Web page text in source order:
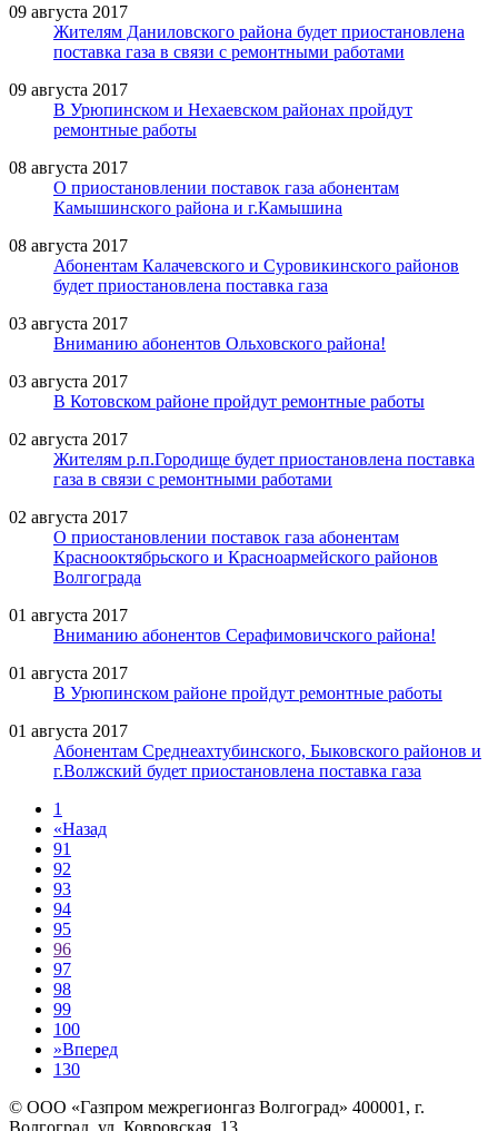
09 августа 2017
Жителям Даниловского района будет приостановлена
поставка газа в связи с ремонтными работами
09 августа 2017
В Урюпинском и Нехаевском районах пройдут
ремонтные работы
08 августа 2017
О приостановлении поставок газа абонентам
Камышинского района и г.Камышина
08 августа 2017
Абонентам Калачевского и Суровикинского районов
будет приостановлена поставка газа
03 августа 2017
Вниманию абонентов Ольховского района!
03 августа 2017
В Котовском районе пройдут ремонтные работы
02 августа 2017
Жителям р.п.Городище будет приостановлена поставка
газа в связи с ремонтными работами
02 августа 2017
О приостановлении поставок газа абонентам
Краснооктябрьского и Красноармейского районов
Волгограда
01 августа 2017
Вниманию абонентов Серафимовичского района!
01 августа 2017
В Урюпинском районе пройдут ремонтные работы
01 августа 2017
Абонентам Среднеахтубинского, Быковского районов и
г.Волжский будет приостановлена поставка газа
1
«Назад
91
92
93
94
95
96
97
98
99
100
»Вперед
130
© ООО «Газпром межрегионгаз Волгоград» 400001, г.
Волгоград, ул. Ковровская, 13